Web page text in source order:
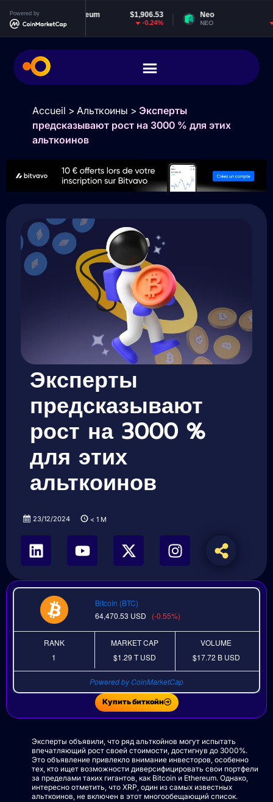
Powered byEthereum $1,906.53
ETH
Neo
Accueil > Альткоины > Эксперты
предсказывают рост на 3000 % для этих
альткоинов
Эксперты
предсказывают
рост на 3000 %
для этих
альткоинов
23/12/2024 < 1 M
Bitcoin (BTC)
64,470.53 USD (-0.55%)
RANK
1
MARKET CAP
$1.29 TUSD
VOLUME
$17.72 B USD
Powered by CoinMarketCap
Купить биткойн
Эксперты объявили, что ряд альткойнов могут испытать
впечатляющий рост своей стоимости, достигнув до 3000%.
Это объявление привлекло внимание инвесторов, особенно
тех, кто ищет возможности диверсифицировать свои портфели
за пределами таких гигантов, как Bitcoin и Ethereum. Однако,
интересно отметить, что XRP, один из самых известных
альткоинов, не включен в этот многообещающий список.